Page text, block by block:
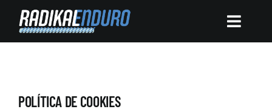
content
Toggle
Quiénes somos
POLÍTICA DE COOKIES